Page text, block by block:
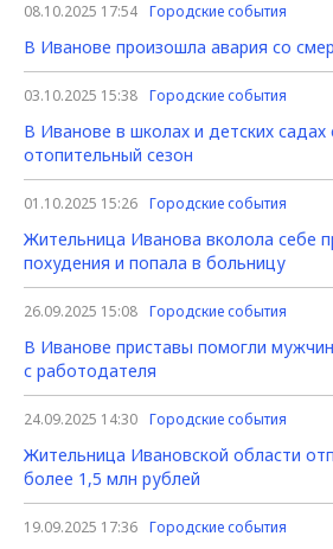
08.10.2025 17:54 Городские события
В Иванове произошла авария со
03.10.2025 15:38 Городские события
В Иванове в школах и детских садах
отопительный сезон
01.10.2025 15:26 Городские события
Жительница Иванова вколола себе
похудения и попала в больницу
26.09.2025 15:08 Городские события
В Иванове приставы помогли
с работодателя
24.09.2025 14:30 Городские события
Жительница Ивановской области
более 1,5 млн рублей
19.09.2025 17:36 Городские события